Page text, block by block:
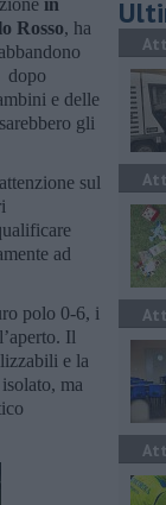
Rosso, ha
dopo
e delle
gli
sul
ad
polo 0-6, i
Il
e la
ma